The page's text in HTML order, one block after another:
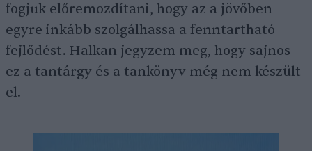
fogjuk előremozdítani, hogy az a jövőben
egyre inkább szolgálhassa a fenntartható
fejlődést. Halkan jegyzem meg, hogy sajnos
ez a tantárgy és a tankönyv még nem készült
el.